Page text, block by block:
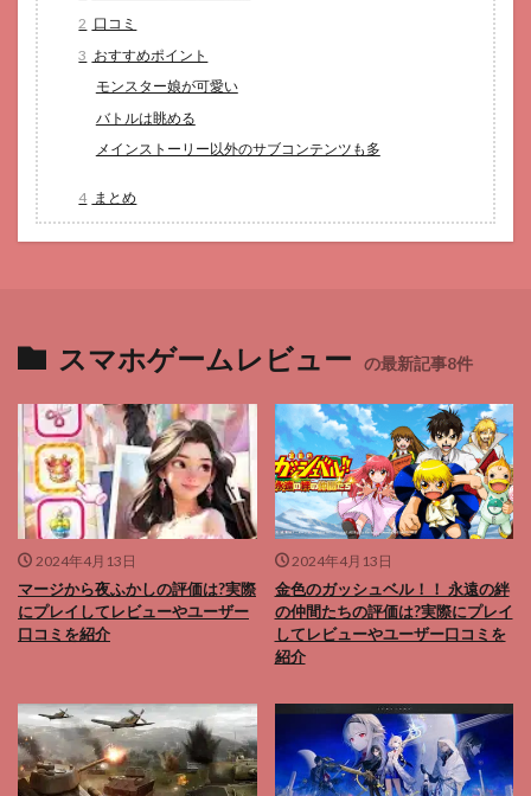
2 口コミ
3 おすすめポイント
モンスター娘が可愛い
バトルは眺める
メインストーリー以外のサブコンテンツも多
4 まとめ
スマホゲームレビュー の最新記事8件
2024年4月13日
マージから夜ふかしの評価は?実際
にプレイしてレビューやユーザー
口コミを紹介
2024年4月13日
金色のガッシュベル！！ 永遠の絆
の仲間たちの評価は?実際にプレイ
してレビューやユーザー口コミを
紹介